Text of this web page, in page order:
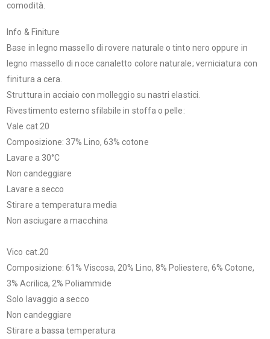
comodità.
Info & Finiture
Base in legno massello di rovere naturale o tinto nero oppure in
legno massello di noce canaletto colore naturale; verniciatura con
finitura a cera.
Struttura in acciaio con molleggio su nastri elastici.
Rivestimento esterno sfilabile in stoffa o pelle:
Vale cat.20
Composizione: 37% Lino, 63% cotone
Lavare a 30°C
Non candeggiare
Lavare a secco
Stirare a temperatura media
Non asciugare a macchina
Vico cat.20
Composizione: 61% Viscosa, 20% Lino, 8% Poliestere, 6% Cotone,
3% Acrilica, 2% Poliammide
Solo lavaggio a secco
Non candeggiare
Stirare a bassa temperatura